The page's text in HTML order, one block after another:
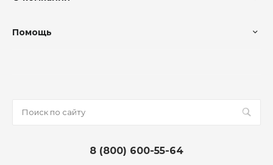
Помощь
8 (800) 600-55-64